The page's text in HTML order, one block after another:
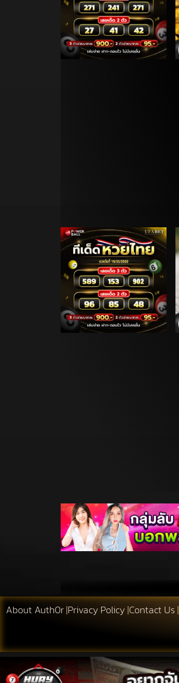
About Auth0r|Privacy Policy|Contact Us|